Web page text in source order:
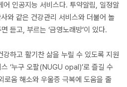
어 인공지능 서비스다. 투약알림, 일정알
와 같은 건강관리 서비스와 더불어 놀
듣고, 부르는 ‘금영노래방’이 있다.
하고 활기찬 삶을 누릴 수 있도록 지원
‘누구 오팔(NUGU opal)’로 즐길 수
로움 해소와 우울증 극복에 도움을 줄